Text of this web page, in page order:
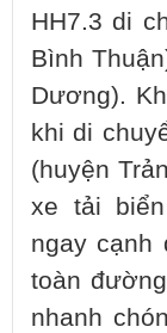
HH7.3 di
Bình
Dương).
khi di
(huyện
xe tải
ngay cạnh
toàn
nhanh